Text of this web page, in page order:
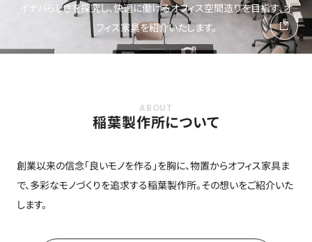
イナバらしさを探究し、快適に働けるオフィス空間造りを目指す、オ
フィス家具を紹介いたします。
稲葉製作所について
創業以来の信念「良いモノを作る」を胸に、物置からオフィス家具ま
で、多彩なモノづくりを追求する稲葉製作所。その想いをご紹介いた
します。